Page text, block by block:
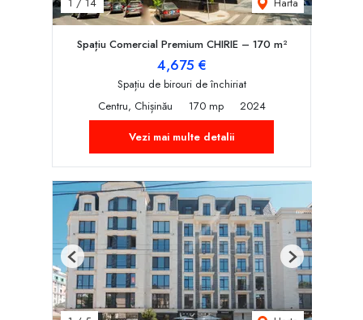
Spațiu Comercial Premium CHIRIE – 170 m²
4,675 €
Spațiu de birouri de închiriat
Centru, Chișinău
170 mp
2024
Vezi mai multe detalii
Previous Next